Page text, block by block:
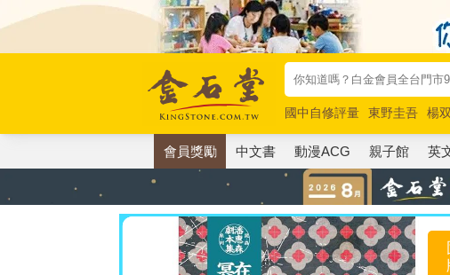
國中自修評量 東野圭吾 楊
唯紅花綻放
奧德賽 路邊攤
會員獎勵 中文書 動漫ACG 親子館 英